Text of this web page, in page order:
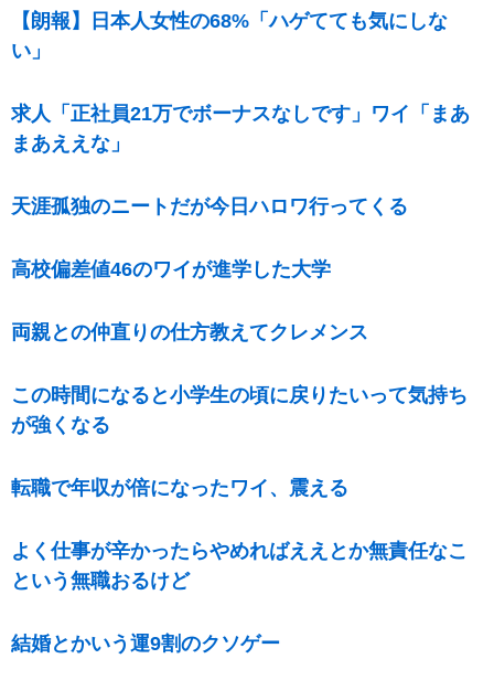
【朗報】日本人女性の68%「ハゲてても気にしな
い」
求人「正社員21万でボーナスなしです」ワイ「まあ
まあええな」
天涯孤独のニートだが今日ハロワ行ってくる
高校偏差値46のワイが進学した大学
両親との仲直りの仕方教えてクレメンス
この時間になると小学生の頃に戻りたいって気持ち
が強くなる
転職で年収が倍になったワイ、震える
よく仕事が辛かったらやめればええとか無責任なこ
という無職おるけど
結婚とかいう運9割のクソゲー